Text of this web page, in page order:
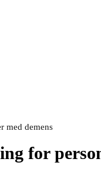
med demens
for